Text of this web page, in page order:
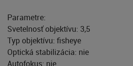
Parametre:
Svetelnosť objektívu: 3,5
Typ objektívu: fisheye
Optická stabilizácia: nie
Autofokus: nie